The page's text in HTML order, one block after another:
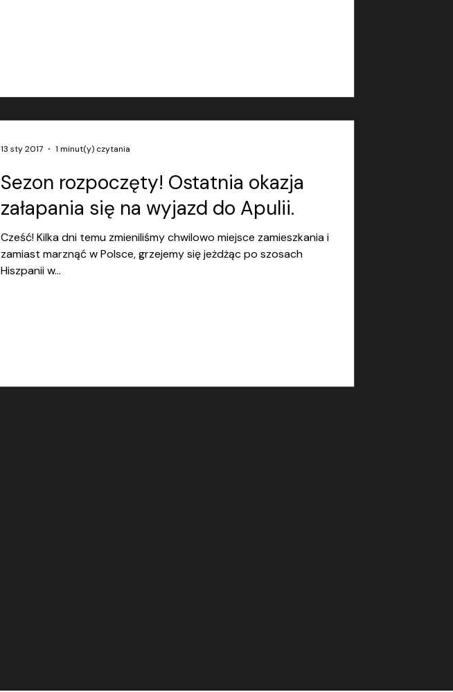
Sezon rozpoczęty! Ostatnia okazja
załapania się na wyjazd do Apulii.
Cześć! Kilka dni temu zmieniliśmy chwilowo miejsce zamieszkania i
zamiast marznąć w Polsce, grzejemy się jeżdżąc po szosach
Hiszpanii w...
13 sty 2017 1 minut(y) czytania